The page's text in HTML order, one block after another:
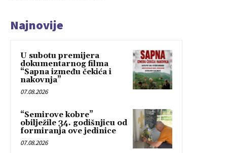
Najnovije
U subotu premijera
dokumentarnog filma
“Sapna između čekića i
nakovnja”
07.08.2026
“Semirove kobre”
obilježile 34. godišnjicu od
formiranja ove jedinice
07.08.2026